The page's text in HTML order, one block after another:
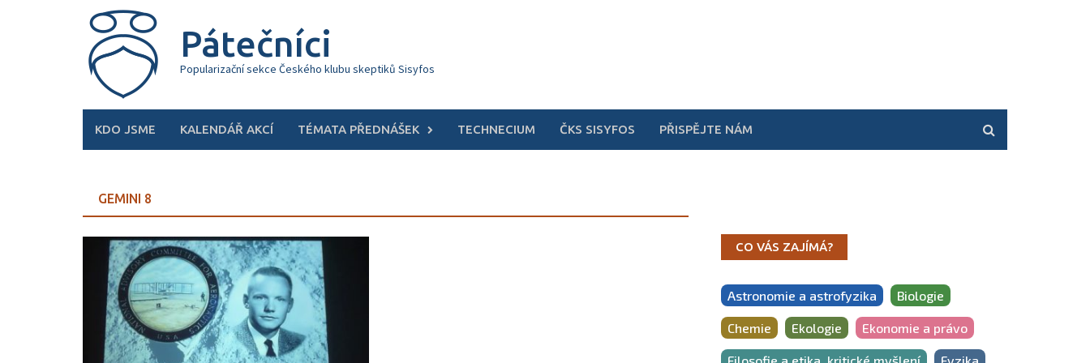
Pátečníci
Popularizační sekce Českého klubu skeptiků Sisyfos
KDO JSME KALENDÁŘ AKCÍ TÉMATA PŘEDNÁŠEK TECHNECIUM ČKS SISYFOS PŘISPĚJTE NÁM
GEMINI 8
CO VÁS ZAJÍMÁ?
Astronomie a astrofyzika Biologie
Chemie Ekologie Ekonomie a právo